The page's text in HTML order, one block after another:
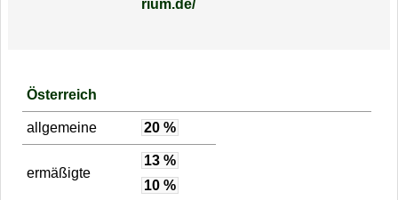
rium.de/
Österreich
allgemeine 20 %
ermäßigte
13 %
10 %